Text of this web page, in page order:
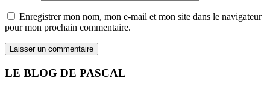
Enregistrer mon nom, mon e-mail et mon site dans le navigateur
pour mon prochain commentaire.
LE BLOG DE PASCAL